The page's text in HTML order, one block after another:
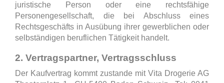
juristische Person oder eine rechtsfähige
Personengesellschaft, die bei Abschluss eines
Rechtsgeschäfts in Ausübung ihrer gewerblichen oder
selbständigen beruflichen Tätigkeit handelt.
2. Vertragspartner, Vertragsschluss
Der Kaufvertrag kommt zustande mit Vita Drogerie AG